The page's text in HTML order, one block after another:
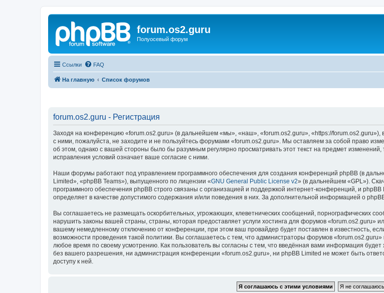
forum.os2.guru
Полуосевый форум
Ссылки FAQ
На главную Список форумов
forum.os2.guru - Регистрация
Заходя на конференцию «forum.os2.guru» (в дальнейшем «мы», «наш», «forum.os2.guru», «https://
с ними, пожалуйста, не заходите и не пользуйтесь форумами «forum.os2.guru». Мы оставляем за собой право
об этом, однако с вашей стороны было бы разумным регулярно просматривать этот текст на предмет
исправления условий означает ваше согласие с ними.
Наши форумы работают под управлением программного обеспечения для создания конференций phpBB (в
Limited», «phpBB Teams»), выпущенного по лицензии «GNU General Public License v2» (в дальнейшем «GPL»).
программного обеспечения phpBB строго связаны с организацией и поддержкой интернет-конференций, и
определяет в качестве допустимого содержания и/или поведения в них. За дополнительной информацией о
Вы соглашаетесь не размещать оскорбительных, угрожающих, клеветнических сообщений, порнографических
нарушить законы вашей страны, страны, которая предоставляет услуги хостинга для форумов
вашему немедленному отключению от конференции, при этом ваш провайдер будет поставлен в известность,
возможности проведения такой политики. Вы соглашаетесь с тем, что администраторы форумов
любое время по своему усмотрению. Как пользователь вы согласны с тем, что введённая вами информация
без вашего разрешения, ни администрация конференции «forum.os2.guru», ни phpBB Limited не может быть
доступу к ней.